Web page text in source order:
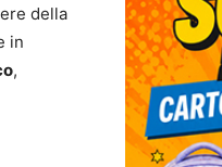
della
in
,